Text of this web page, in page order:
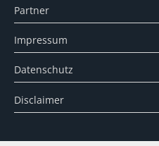
Partner
Impressum
Datenschutz
Disclaimer